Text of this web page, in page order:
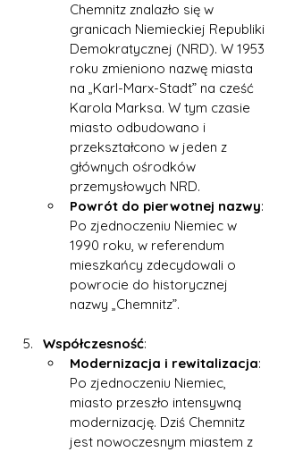
Chemnitz znalazło się w
granicach Niemieckiej Republiki
Demokratycznej (NRD). W 1953
roku zmieniono nazwę miasta
na „Karl-Marx-Stadt” na cześć
Karola Marksa. W tym czasie
miasto odbudowano i
przekształcono w jeden z
głównych ośrodków
przemysłowych NRD.
Powrót do pierwotnej nazwy:
Po zjednoczeniu Niemiec w
1990 roku, w referendum
mieszkańcy zdecydowali o
powrocie do historycznej
nazwy „Chemnitz”.
Współczesność:
Modernizacja i rewitalizacja:
Po zjednoczeniu Niemiec,
miasto przeszło intensywną
modernizację. Dziś Chemnitz
jest nowoczesnym miastem z